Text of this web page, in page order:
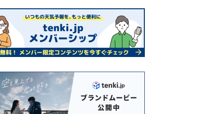
【速報】関東で今年初めての夏日
千葉県市原市の牛久で最高気温25℃
以上
る所も 花粉症の方は万全の対策を
23日10:33
23日 東京都心は夏日か 九州～関